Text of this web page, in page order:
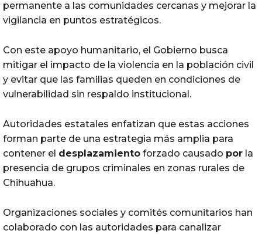
permanente a las comunidades cercanas y mejorar la
vigilancia en puntos estratégicos.
Con este apoyo humanitario, el Gobierno busca
mitigar el impacto de la violencia en la población civil
y evitar que las familias queden en condiciones de
vulnerabilidad sin respaldo institucional.
Autoridades estatales enfatizan que estas acciones
forman parte de una estrategia más amplia para
contener el desplazamiento forzado causado por la
presencia de grupos criminales en zonas rurales de
Chihuahua.
Organizaciones sociales y comités comunitarios han
colaborado con las autoridades para canalizar